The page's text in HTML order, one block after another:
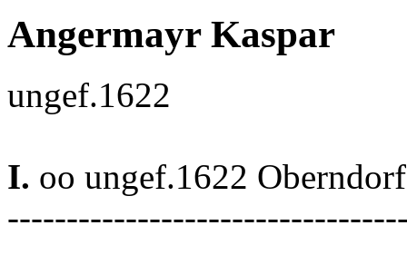
Angermayr Kaspar
ungef.1622
I. oo ungef.1622